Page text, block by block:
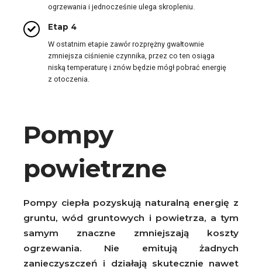
ogrzewania i jednocześnie ulega skropleniu.
Etap 4
W ostatnim etapie zawór rozprężny gwałtownie
zmniejsza ciśnienie czynnika, przez co ten osiąga
niską temperaturę i znów będzie mógł pobrać energię
z otoczenia.
Pompy
powietrzne
Pompy ciepła pozyskują naturalną energię z
gruntu, wód gruntowych i powietrza, a tym
samym znaczne zmniejszają koszty
ogrzewania. Nie emitują żadnych
zanieczyszczeń i działają skutecznie nawet